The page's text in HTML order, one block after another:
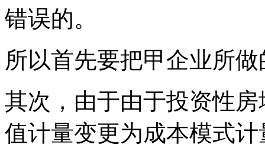
错误的。
所以首先要把甲企业所
其次，由于由于投资性
值计量变更为成本模式